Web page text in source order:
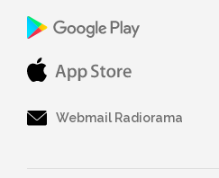
Webmail Radiorama